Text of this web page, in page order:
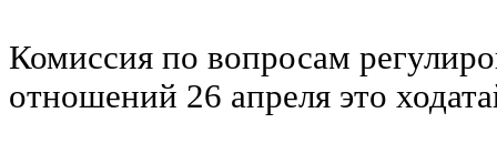
Комиссия по вопросам
отношений 26 апреля это